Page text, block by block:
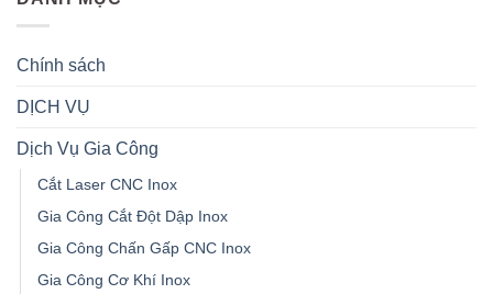
Chính sách
DỊCH VỤ
Dịch Vụ Gia Công
Cắt Laser CNC Inox
Gia Công Cắt Đột Dập Inox
Gia Công Chấn Gấp CNC Inox
Gia Công Cơ Khí Inox